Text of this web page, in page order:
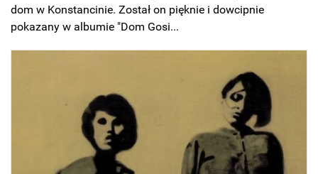
dom w Konstancinie. Został on pięknie i dowcipnie
pokazany w albumie "Dom Gosi...